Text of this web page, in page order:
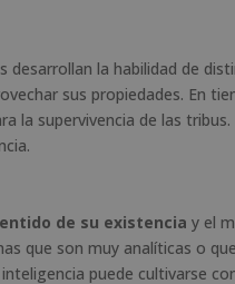
desarrollan la habilidad de
sus propiedades. En
la supervivencia de las
de su existencia y el
que son muy analíticas o
puede cultivarse